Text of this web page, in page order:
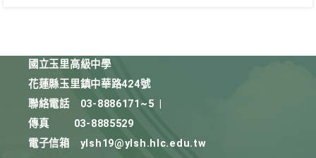
國立玉里高級中學
花蓮縣玉里鎮中華路424號
聯絡電話
03-8886171~5
傳真
03-8885529
電子信箱
ylsh19@ylsh.hlc.edu.tw